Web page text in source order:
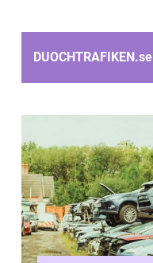
DUOCHTRAFIKEN.se